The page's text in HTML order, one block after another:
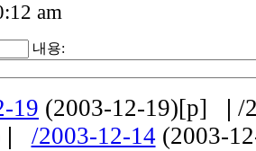
am
내용:
19 (2003-12-19)[p] | /
| /2003-12-14 (2003-